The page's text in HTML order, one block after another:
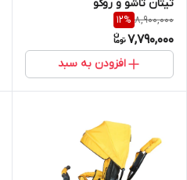
تیتان تاشو و‌ روکو
8,900,000
12%
7,790,000
افزودن به سبد